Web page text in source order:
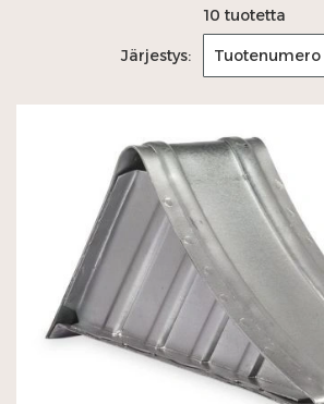
10 tuotetta
Järjestys: